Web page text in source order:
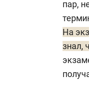
пар,
На
знал,